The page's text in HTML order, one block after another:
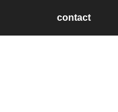
contact